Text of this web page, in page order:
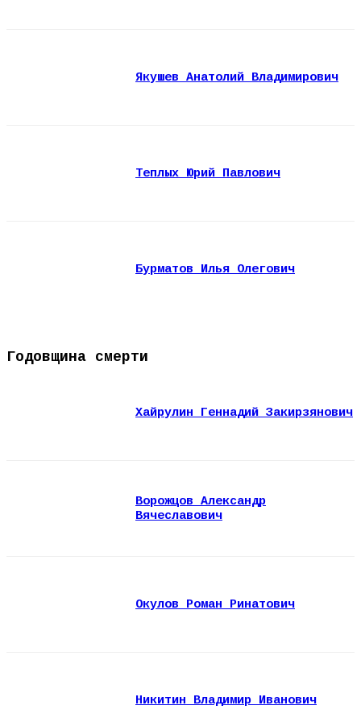
Якушев Анатолий Владимирович
Теплых Юрий Павлович
Бурматов Илья Олегович
Годовщина смерти
Хайрулин Геннадий Закирзянович
Ворожцов Александр
Вячеславович
Окулов Роман Ринатович
Никитин Владимир Иванович